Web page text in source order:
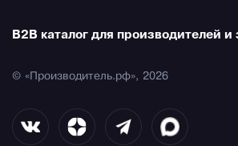
B2B каталог для производителей и
© «Производитель.рф», 2026